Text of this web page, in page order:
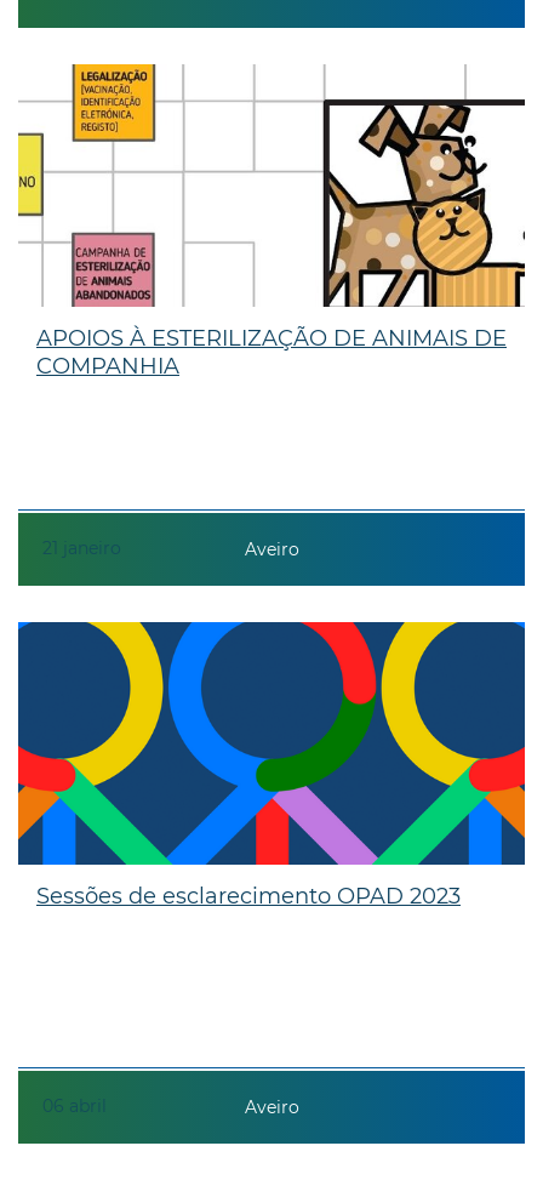
21 janeiro
APOIOS À ESTERILIZAÇÃO DE ANIMAIS DE
COMPANHIA
Aveiro
06 abril
Sessões de esclarecimento OPAD 2023
Aveiro